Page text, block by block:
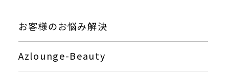
お客様のお悩み解決
Azlounge-Beauty